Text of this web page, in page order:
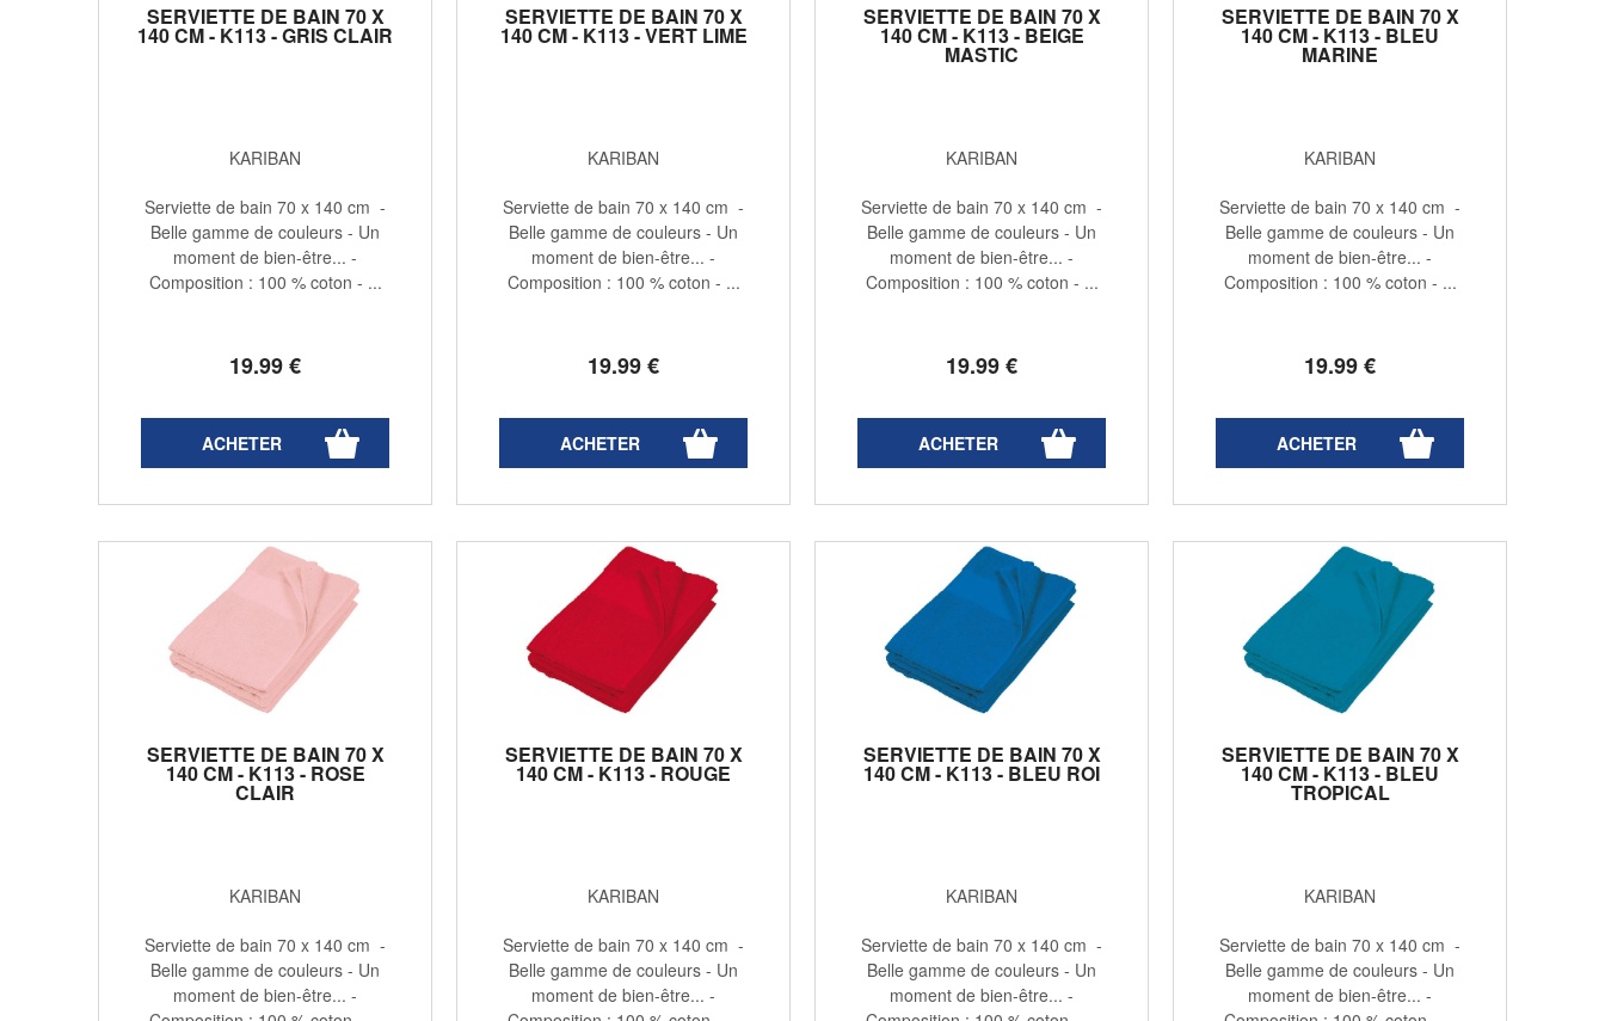
SERVIETTE DE BAIN 70 X
140 CM - K113 - GRIS CLAIR
KARIBAN
19.99€
Serviette de bain 70 x 140 cm -
Belle gamme de couleurs - Un
moment de bien-être... -
Composition : 100 % coton - ...
SERVIETTE DE BAIN 70 X
140 CM - K113 - VERT LIME
KARIBAN
19.99€
Serviette de bain 70 x 140 cm -
Belle gamme de couleurs - Un
moment de bien-être... -
Composition : 100 % coton - ...
SERVIETTE DE BAIN 70 X
140 CM - K113 - BEIGE
MASTIC
KARIBAN
19.99€
Serviette de bain 70 x 140 cm -
Belle gamme de couleurs - Un
moment de bien-être... -
Composition : 100 % coton - ...
SERVIETTE DE BAIN 70 X
140 CM - K113 - BLEU
MARINE
KARIBAN
19.99€
Serviette de bain 70 x 140 cm -
Belle gamme de couleurs - Un
moment de bien-être... -
Composition : 100 % coton - ...
SERVIETTE DE BAIN 70 X
140 CM - K113 - ROSE
CLAIR
KARIBAN
Serviette de bain 70 x 140 cm -
Belle gamme de couleurs - Un
moment de bien-être... -
SERVIETTE DE BAIN 70 X
140 CM - K113 - ROUGE
KARIBAN
Serviette de bain 70 x 140 cm -
Belle gamme de couleurs - Un
moment de bien-être... -
SERVIETTE DE BAIN 70 X
140 CM - K113 - BLEU ROI
KARIBAN
Serviette de bain 70 x 140 cm -
Belle gamme de couleurs - Un
moment de bien-être... -
SERVIETTE DE BAIN 70 X
140 CM - K113 - BLEU
TROPICAL
KARIBAN
Serviette de bain 70 x 140 cm -
Belle gamme de couleurs - Un
moment de bien-être... -